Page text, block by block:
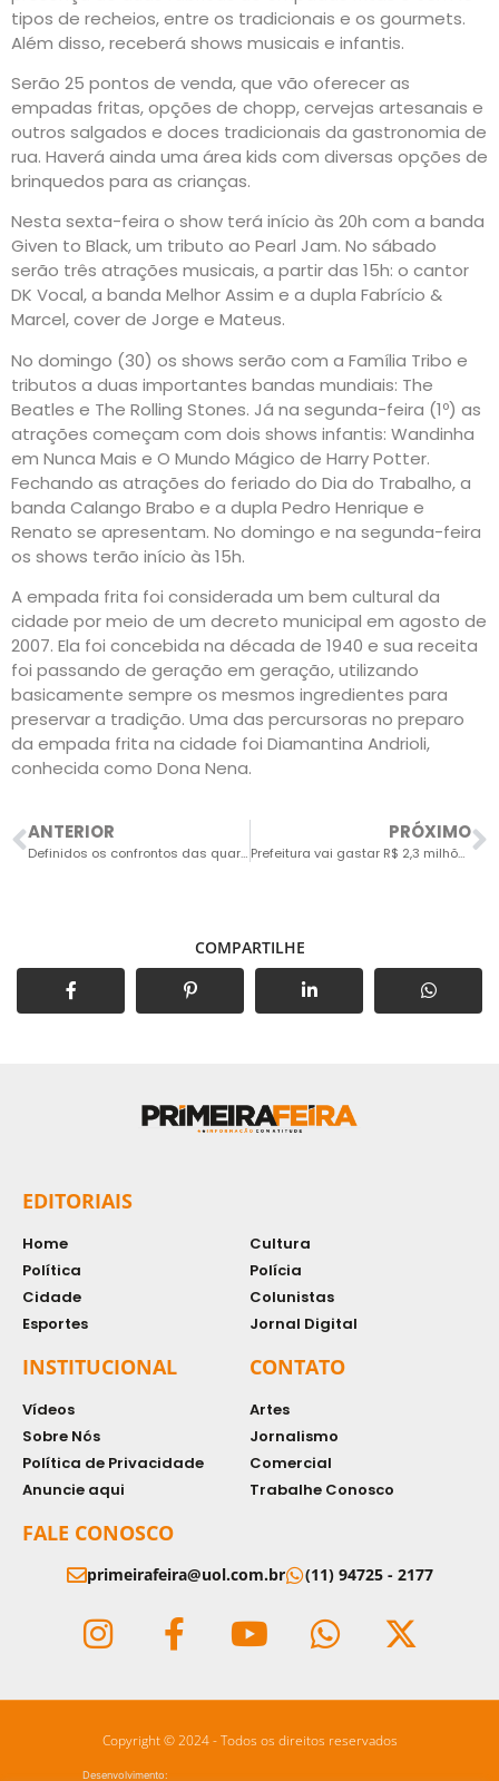
tipos de recheios, entre os tradicionais e os gourmets.
Além disso, receberá shows musicais e infantis.
Serão 25 pontos de venda, que vão oferecer as
empadas fritas, opções de chopp, cervejas artesanais e
outros salgados e doces tradicionais da gastronomia de
rua. Haverá ainda uma área kids com diversas opções de
brinquedos para as crianças.
Nesta sexta-feira o show terá início às 20h com a banda
Given to Black, um tributo ao Pearl Jam. No sábado
serão três atrações musicais, a partir das 15h: o cantor
DK Vocal, a banda Melhor Assim e a dupla Fabrício &
Marcel, cover de Jorge e Mateus.
No domingo (30) os shows serão com a Família Tribo e
tributos a duas importantes bandas mundiais: The
Beatles e The Rolling Stones. Já na segunda-feira (1º) as
atrações começam com dois shows infantis: Wandinha
em Nunca Mais e O Mundo Mágico de Harry Potter.
Fechando as atrações do feriado do Dia do Trabalho, a
banda Calango Brabo e a dupla Pedro Henrique e
Renato se apresentam. No domingo e na segunda-feira
os shows terão início às 15h.
A empada frita foi considerada um bem cultural da
cidade por meio de um decreto municipal em agosto de
2007. Ela foi concebida na década de 1940 e sua receita
foi passando de geração em geração, utilizando
basicamente sempre os mesmos ingredientes para
preservar a tradição. Uma das percursoras no preparo
da empada frita na cidade foi Diamantina Andrioli,
conhecida como Dona Nena.
ANTERIOR
Definidos os confrontos das quartas de final do Amador da Série C
PRÓXIMO
Prefeitura vai gastar R$ 2,3 milhões para dotar todas as escolas da cidade com um vigia cada
COMPARTILHE
EDITORIAIS
Home
Política
Cidade
Esportes
Cultura
Polícia
Colunistas
Jornal Digital
INSTITUCIONAL
Vídeos
Sobre Nós
Política de Privacidade
Anuncie aqui
CONTATO
Artes
Jornalismo
Comercial
Trabalhe Conosco
FALE CONOSCO
primeirafeira@uol.com.br (11) 94725 - 2177
Copyright © 2024 - Todos os direitos reservados
Desenvolvimento: